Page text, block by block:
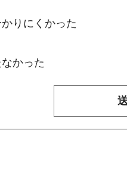
りにくかった
かった